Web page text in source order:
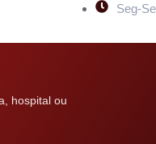
Seg-
hospital ou